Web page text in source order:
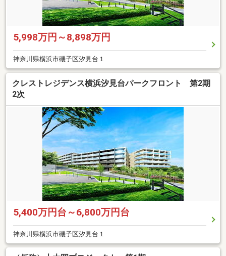
5,998万円～8,898万円
神奈川県横浜市磯子区汐見台１
クレストレジデンス横浜汐見台パークフロント 第2期
2次
5,400万円台～6,800万円台
神奈川県横浜市磯子区汐見台１